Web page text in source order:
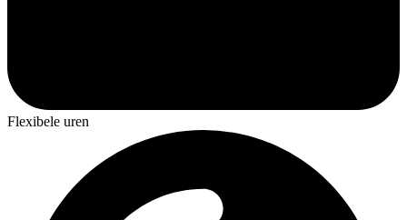
Flexibele uren